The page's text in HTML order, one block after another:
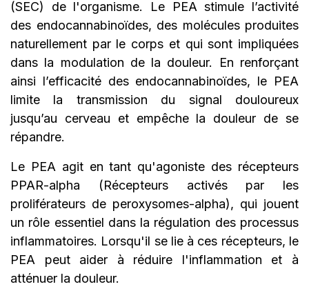
(SEC) de l'organisme. Le PEA stimule l’activité
des endocannabinoïdes, des molécules produites
naturellement par le corps et qui sont impliquées
dans la modulation de la douleur. En renforçant
ainsi l’efficacité des endocannabinoïdes, le PEA
limite la transmission du signal douloureux
jusqu’au cerveau et empêche la douleur de se
répandre.
Le PEA agit en tant qu'agoniste des récepteurs
PPAR-alpha (Récepteurs activés par les
proliférateurs de peroxysomes-alpha), qui jouent
un rôle essentiel dans la régulation des processus
inflammatoires. Lorsqu'il se lie à ces récepteurs, le
PEA peut aider à réduire l'inflammation et à
atténuer la douleur.